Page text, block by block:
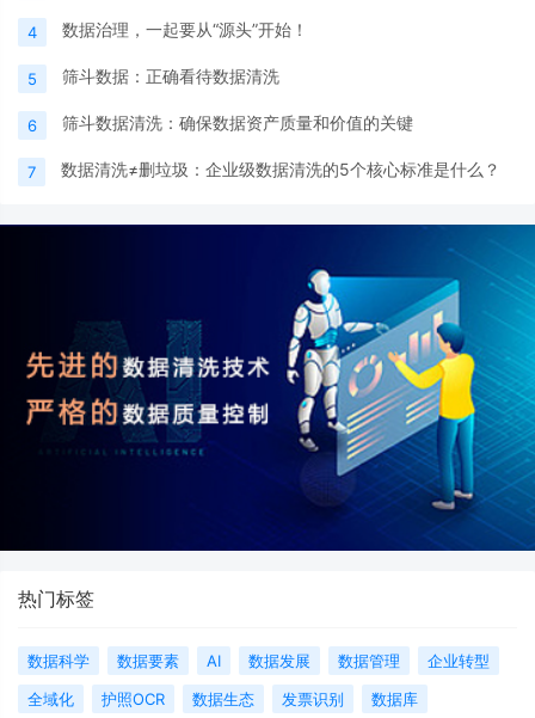
4 数据治理，一起要从“源头”开始！
5 筛斗数据：正确看待数据清洗
6 筛斗数据清洗：确保数据资产质量和价值的关键
7 数据清洗≠删垃圾：企业级数据清洗的5个核心标准是什么？
热门标签
数据科学 数据要素 AI 数据发展 数据管理
企业转型
全域化
护照OCR 数据生态 发票识别
数据库